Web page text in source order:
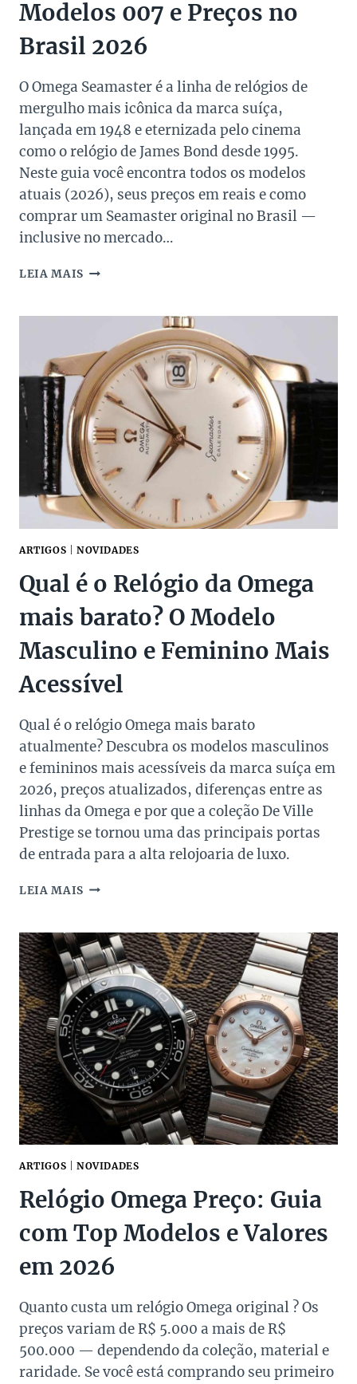
Modelos 007 e Preços no
Brasil 2026
O Omega Seamaster é a linha de relógios de
mergulho mais icônica da marca suíça,
lançada em 1948 e eternizada pelo cinema
como o relógio de James Bond desde 1995.
Neste guia você encontra todos os modelos
atuais (2026), seus preços em reais e como
comprar um Seamaster original no Brasil —
inclusive no mercado…
LEIA MAIS OMEGA
DOS
MODELOS
007
E
PREÇOS
NO
BRASIL
2026
ARTIGOS NOVIDADES
Qual é o Relógio da Omega
mais barato? O Modelo
Masculino e Feminino Mais
Acessível
Qual é o relógio Omega mais barato
atualmente? Descubra os modelos masculinos
e femininos mais acessíveis da marca suíça em
2026, preços atualizados, diferenças entre as
linhas da Omega e por que a coleção De Ville
Prestige se tornou uma das principais portas
de entrada para a alta relojoaria de luxo.
LEIA MAIS QUAL
RELÓGIO
DA
OMEGA
MAIS
BARATO?
O
MODELO
MASCULINO
E
FEMININO
MAIS
ACESSÍVEL
ARTIGOS NOVIDADES
Relógio Omega Preço: Guia
com Top Modelos e Valores
em 2026
Quanto custa um relógio Omega original ? Os
preços variam de R$ 5.000 a mais de R$
500.000 — dependendo da coleção, material e
raridade. Se você está comprando seu primeiro